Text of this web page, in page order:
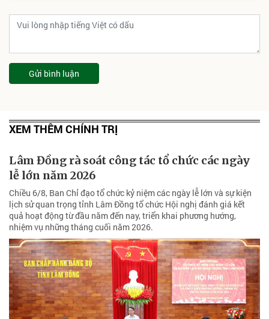
Gửi bình luận
XEM THÊM CHÍNH TRỊ
Lâm Đồng rà soát công tác tổ chức các ngày
lễ lớn năm 2026
Chiều 6/8, Ban Chỉ đạo tổ chức kỷ niệm các ngày lễ lớn và sự kiện
lịch sử quan trọng tỉnh Lâm Đồng tổ chức Hội nghị đánh giá kết
quả hoạt động từ đầu năm đến nay, triển khai phương hướng,
nhiệm vụ những tháng cuối năm 2026.